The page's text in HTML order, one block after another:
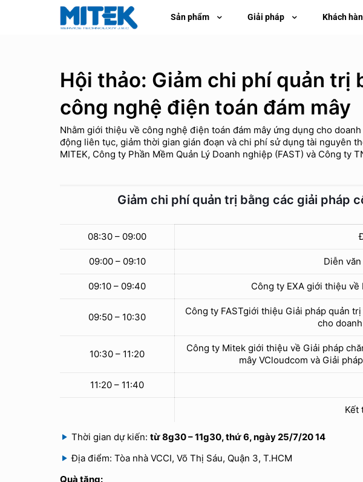
Sản phẩm Giải pháp Khách
Hội thảo: Giảm chi phí quản trị
công nghệ điện toán đám mây
Nhằm giới thiệu về công nghệ điện toán đám mây ứng dụng cho
động liên tục, giảm thời gian gián đoạn và chi phí sử dụng tài nguyên
MITEK, Công ty Phần Mềm Quản Lý Doanh nghiệp (FAST) và Công ty
Giảm chi phí quản trị bằng các giải pháp
08:30 – 09:00
09:00 – 09:10 Diễn
09:10 – 09:40 Công ty EXA giới thiệu
09:50 – 10:30
Công ty FASTgiới thiệu Giải pháp quản
cho
10:30 – 11:20
Công ty Mitek giới thiệu về Giải pháp
mây VCloudcom và Giải
11:20 – 11:40
Kết
Thời gian dự kiến: từ 8g30 – 11g30, thứ 6, ngày 25/7/20 14
Địa điểm: Tòa nhà VCCI, Võ Thị Sáu, Quận 3, T.HCM
Quà tặng: